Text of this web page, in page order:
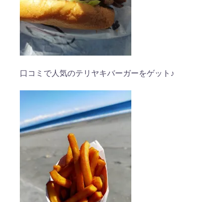
口コミで人気のテリヤキバーガーをゲット♪